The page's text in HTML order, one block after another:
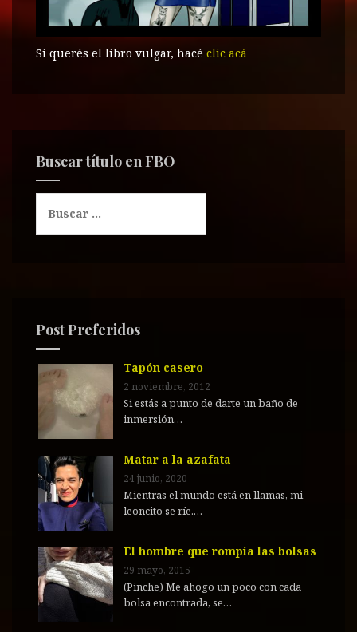
Si querés el libro vulgar, hacé clic acá
Buscar título en FBO
s
Post Preferidos
Tapón casero
2 noviembre, 2012
Si estás a punto de darte un baño de
inmersión…
Matar a la azafata
24 junio, 2020
Mientras el mundo está en llamas, mi
leoncito se ríe.…
El hombre que rompía las bolsas
29 mayo, 2015
(Pinche) Me ahogo un poco con cada
bolsa encontrada, se…